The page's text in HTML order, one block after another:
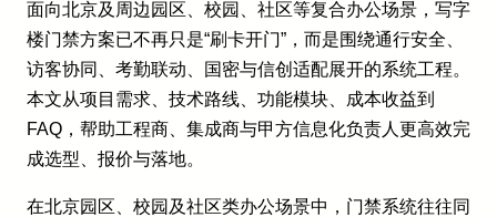
面向北京及周边园区、校园、社区等复合办公场景，写字
楼门禁方案已不再只是“刷卡开门”，而是围绕通行安全、
访客协同、考勤联动、国密与信创适配展开的系统工程。
本文从项目需求、技术路线、功能模块、成本收益到
FAQ，帮助工程商、集成商与甲方信息化负责人更高效完
成选型、报价与落地。
在北京园区、校园及社区类办公场景中，门禁系统往往同